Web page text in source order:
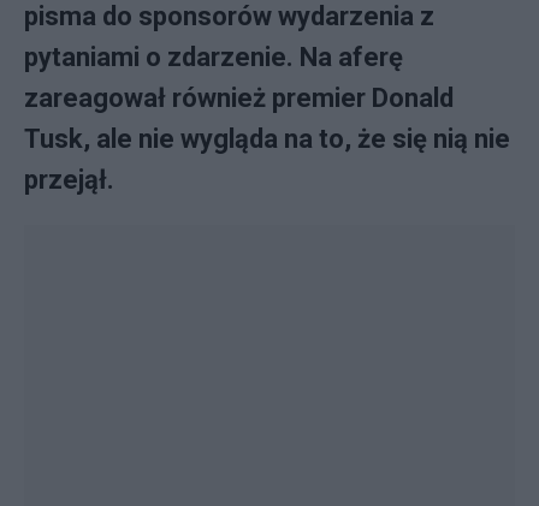
pisma do sponsorów wydarzenia z
pytaniami o zdarzenie. Na aferę
zareagował również premier Donald
Tusk, ale nie wygląda na to, że się nią nie
przejął.